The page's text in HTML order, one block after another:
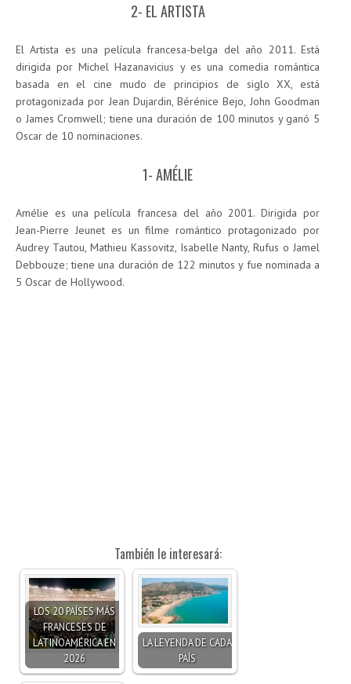
2- EL ARTISTA
El Artista es una película francesa-belga del año 2011. Está
dirigida por Michel Hazanavicius y es una comedia romántica
basada en el cine mudo de principios de siglo XX, está
protagonizada por Jean Dujardin, Bérénice Bejo, John Goodman
o James Cromwell; tiene una duración de 100 minutos y ganó 5
Oscar de 10 nominaciones.
1- AMÉLIE
Amélie es una película francesa del año 2001. Dirigida por
Jean-Pierre Jeunet es un filme romántico protagonizado por
Audrey Tautou, Mathieu Kassovitz, Isabelle Nanty, Rufus o Jamel
Debbouze; tiene una duración de 122 minutos y fue nominada a
5 Oscar de Hollywood.
También le interesará:
LOS 20 PAÍSES MÁS
FRANCESES DE
LATINOAMÉRICA EN
2026
LA LEYENDA DE CADA
PAÍS